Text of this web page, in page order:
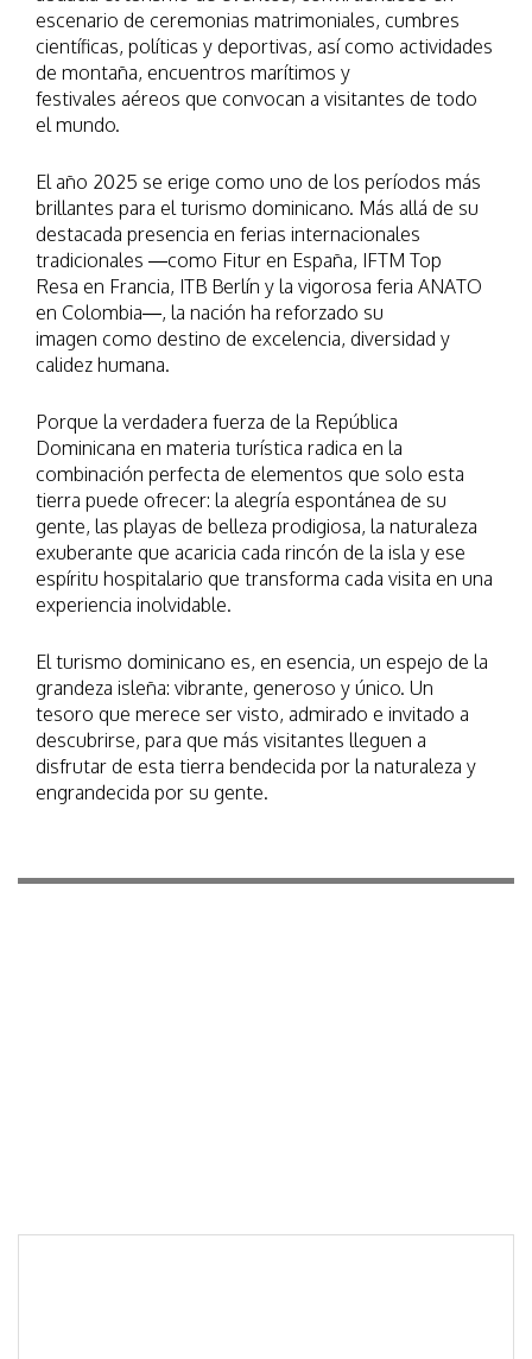
escenario de ceremonias matrimoniales, cumbres
científicas, políticas y deportivas, así como actividades
de montaña, encuentros marítimos y
festivales aéreos que convocan a visitantes de todo
el mundo.
El año 2025 se erige como uno de los períodos más
brillantes para el turismo dominicano. Más allá de su
destacada presencia en ferias internacionales
tradicionales —como Fitur en España, IFTM Top
Resa en Francia, ITB Berlín y la vigorosa feria ANATO
en Colombia—, la nación ha reforzado su
imagen como destino de excelencia, diversidad y
calidez humana.
Porque la verdadera fuerza de la República
Dominicana en materia turística radica en la
combinación perfecta de elementos que solo esta
tierra puede ofrecer: la alegría espontánea de su
gente, las playas de belleza prodigiosa, la naturaleza
exuberante que acaricia cada rincón de la isla y ese
espíritu hospitalario que transforma cada visita en una
experiencia inolvidable.
El turismo dominicano es, en esencia, un espejo de la
grandeza isleña: vibrante, generoso y único. Un
tesoro que merece ser visto, admirado e invitado a
descubrirse, para que más visitantes lleguen a
disfrutar de esta tierra bendecida por la naturaleza y
engrandecida por su gente.